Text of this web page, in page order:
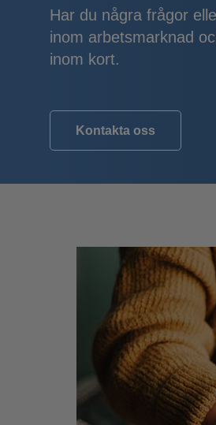
Har du några frågor
inom arbetsmarknad
inom kort.
Kontakta oss